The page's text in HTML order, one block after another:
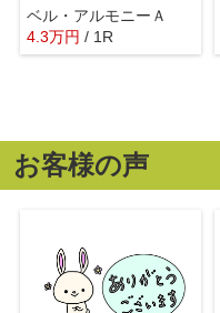
ベル・アルモニーＡ
4.3万円 / 1R
お客様の声